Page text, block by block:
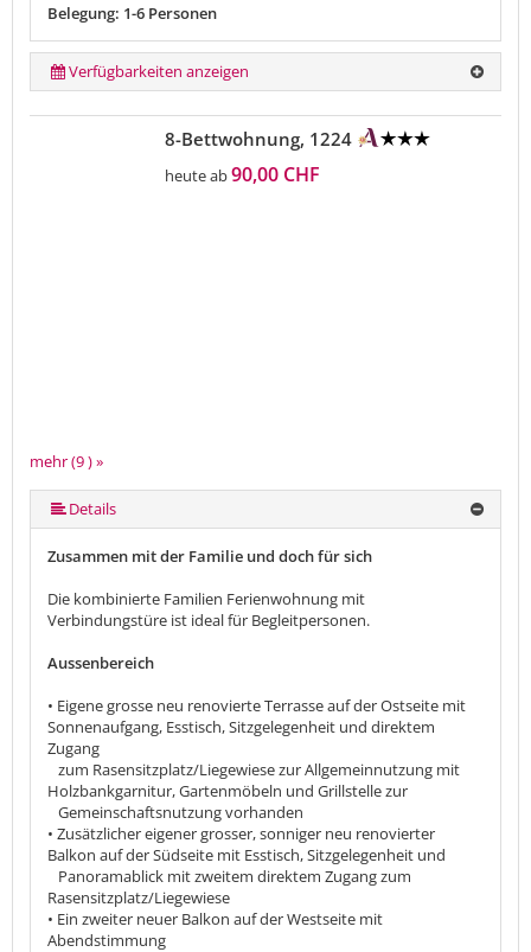
Belegung: 1-6 Personen
Verfügbarkeiten anzeigen
mehr (9 ) »
mehr (9 ) »
mehr (9 ) »
mehr (9 ) »
mehr (9 ) »
mehr (9 ) »
8-Bettwohnung, 1224
heute ab90,00 CHF
Details
Zusammen mit der Familie und doch für sich
Die kombinierte Familien Ferienwohnung mit
Verbindungstüre ist ideal für Begleitpersonen.
Aussenbereich
• Eigene grosse neu renovierte Terrasse auf der Ostseite mit
Sonnenaufgang, Esstisch, Sitzgelegenheit und direktem
Zugang
zum Rasensitzplatz/Liegewiese zur Allgemeinnutzung mit
Holzbankgarnitur, Gartenmöbeln und Grillstelle zur
Gemeinschaftsnutzung vorhanden
• Zusätzlicher eigener grosser, sonniger neu renovierter
Balkon auf der Südseite mit Esstisch, Sitzgelegenheit und
Panoramablick mit zweitem direktem Zugang zum
Rasensitzplatz/Liegewiese
• Ein zweiter neuer Balkon auf der Westseite mit
Abendstimmung